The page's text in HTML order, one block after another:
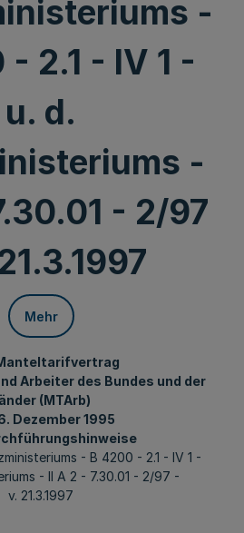
-
2.1 - IV 1 -
u. d.
-
- 2/97
Mehr
Arbeiter des Bundes und der
(MTArb)
Dezember 1995
- B 4200 - 2.1 - IV 1 -
- II A 2 - 7.30.01 - 2/97 -
v. 21.3.1997